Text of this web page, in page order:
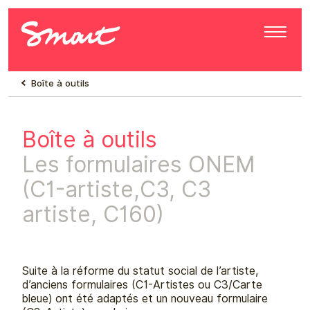
Boîte à outils
Boîte à outils
Les formulaires ONEM
(C1-artiste,C3, C3
artiste, C160)
Suite à la réforme du statut social de l’artiste,
d’anciens formulaires (C1-Artistes ou C3/Carte
bleue) ont été adaptés et un nouveau formulaire